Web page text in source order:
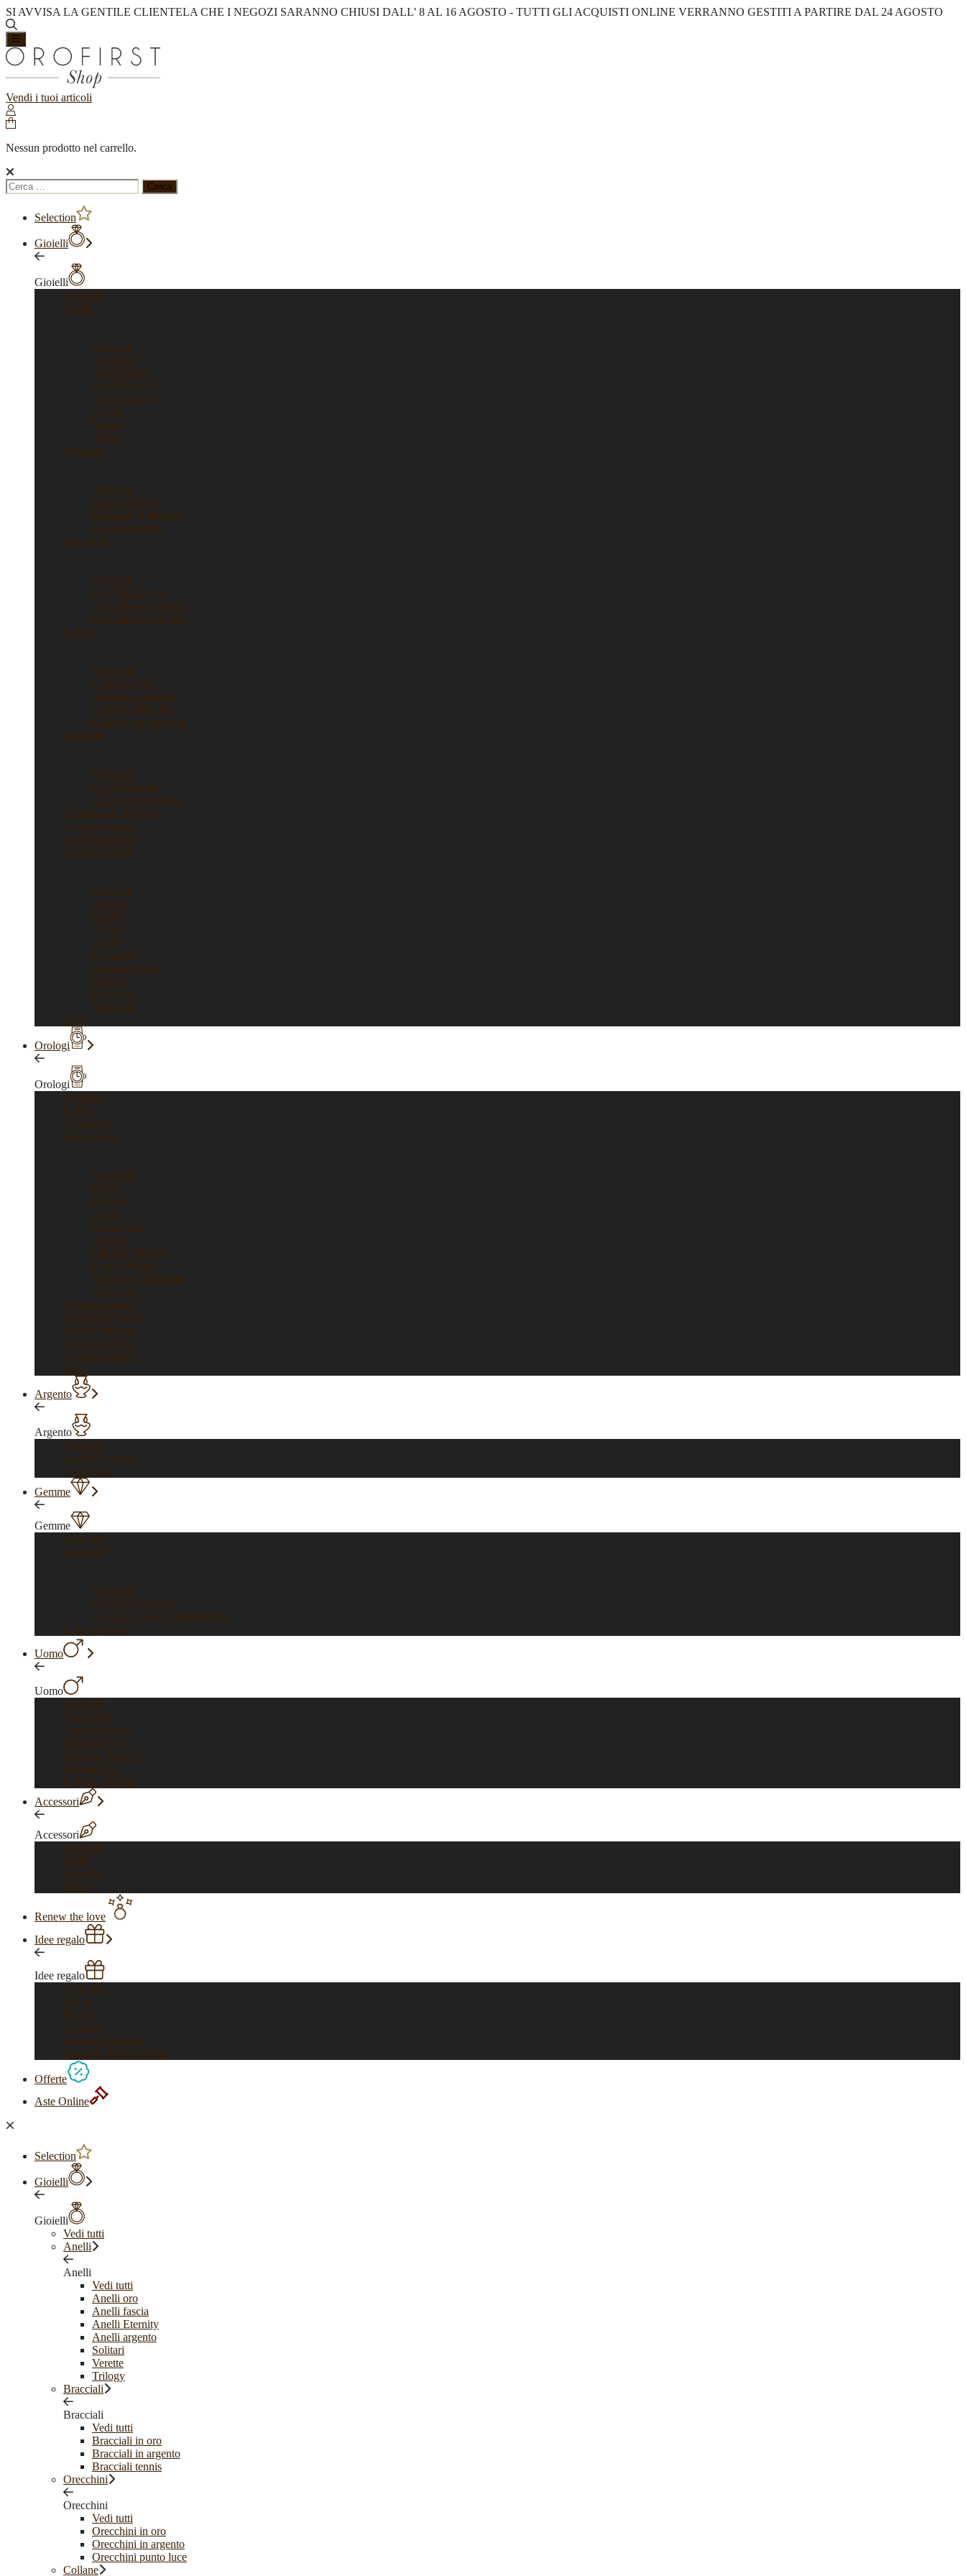
SI AVVISA LA GENTILE CLIENTELA CHE I NEGOZI SARANNO CHIUSI DALL' 8 AL 16 AGOSTO - TUTTI GLI ACQUISTI ONLINE VERRANNO GESTITI A PARTIRE DAL 24 AGOSTO
Vendi i tuoi articoli
Nessun prodotto nel carrello.
Ricerca
per:
Selection
Gioielli
Gioielli
Vedi tutti
Anelli
Vedi tutti
Anelli oro
Anelli fascia
Anelli Eternity
Anelli argento
Solitari
Verette
Trilogy
Bracciali
Vedi tutti
Bracciali in oro
Bracciali in argento
Bracciali tennis
Orecchini
Vedi tutti
Orecchini in oro
Orecchini in argento
Orecchini punto luce
Collane
Vedi tutti
Collane in oro
Collane in argento
Collane punto luce
Collane con ciondoli
Ciondoli
Vedi tutti
Ciondoli in oro
Ciondoli in argento
Gioielli con Diamanti
Gioielli vintage
Gioielli d’artista
Gioielli firmati
Vedi tutti
Bulgari
Cartier
Tiffany
Gucci
Pomellato
Pasquale Bruni
Damiani
Re Carlo
Vedi tutti
Sold
Orologi
Orologi
Vedi tutti
Rolex
Cronografi
Tutti i brand
Vedi tutti
Rolex
Bulgari
Cartier
Mont Blanc
Corum
Officine Panerai
Franck Muller
Vacheron Constantin
Vedi tutti >
Orologi vintage
Orologi di Forma
Orologi gioiello
Orologi Classici
Orologi Sportivi
Sold
Argento
Argento
Vedi tutti
Gioielli Argento
Argenteria
Gemme
Gemme
Vedi tutti
Diamanti
Vedi tutti
Certificati Orofirst
Certificati istituti gemmologici
Pietre preziose
Uomo
Uomo
Vedi tutti
Anelli oro
Anelli Argento
Bracciali Oro
Bracciali Argento
Collane Oro
Collane Argento
Accessori
Accessori
Vedi tutti
Spille
Gemelli
Penne
Renew the love
Idee regalo
Idee regalo
Vedi tutti
Per lui
Per lei
Bambini
Feste e ricorrenze
Anelli di fidanzamento
Offerte
Aste Online
Selection
Gioielli
Gioielli
Vedi tutti
Anelli
Anelli
Vedi tutti
Anelli oro
Anelli fascia
Anelli Eternity
Anelli argento
Solitari
Verette
Trilogy
Bracciali
Bracciali
Vedi tutti
Bracciali in oro
Bracciali in argento
Bracciali tennis
Orecchini
Orecchini
Vedi tutti
Orecchini in oro
Orecchini in argento
Orecchini punto luce
Collane